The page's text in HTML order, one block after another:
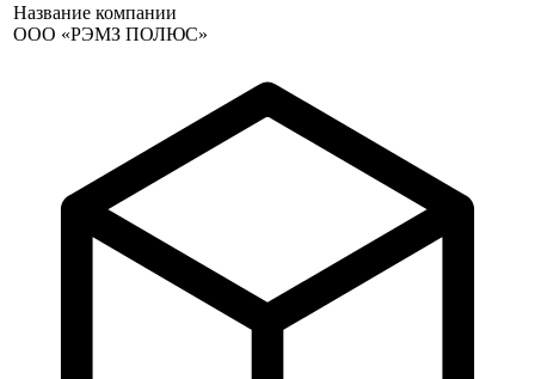
Название компании
ООО «РЭМЗ ПОЛЮС»